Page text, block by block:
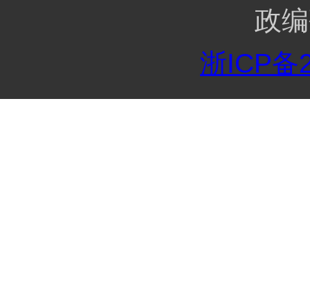
政
浙ICP备